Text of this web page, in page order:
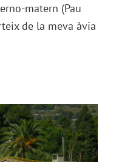
matern (Pau
de la meva àvia